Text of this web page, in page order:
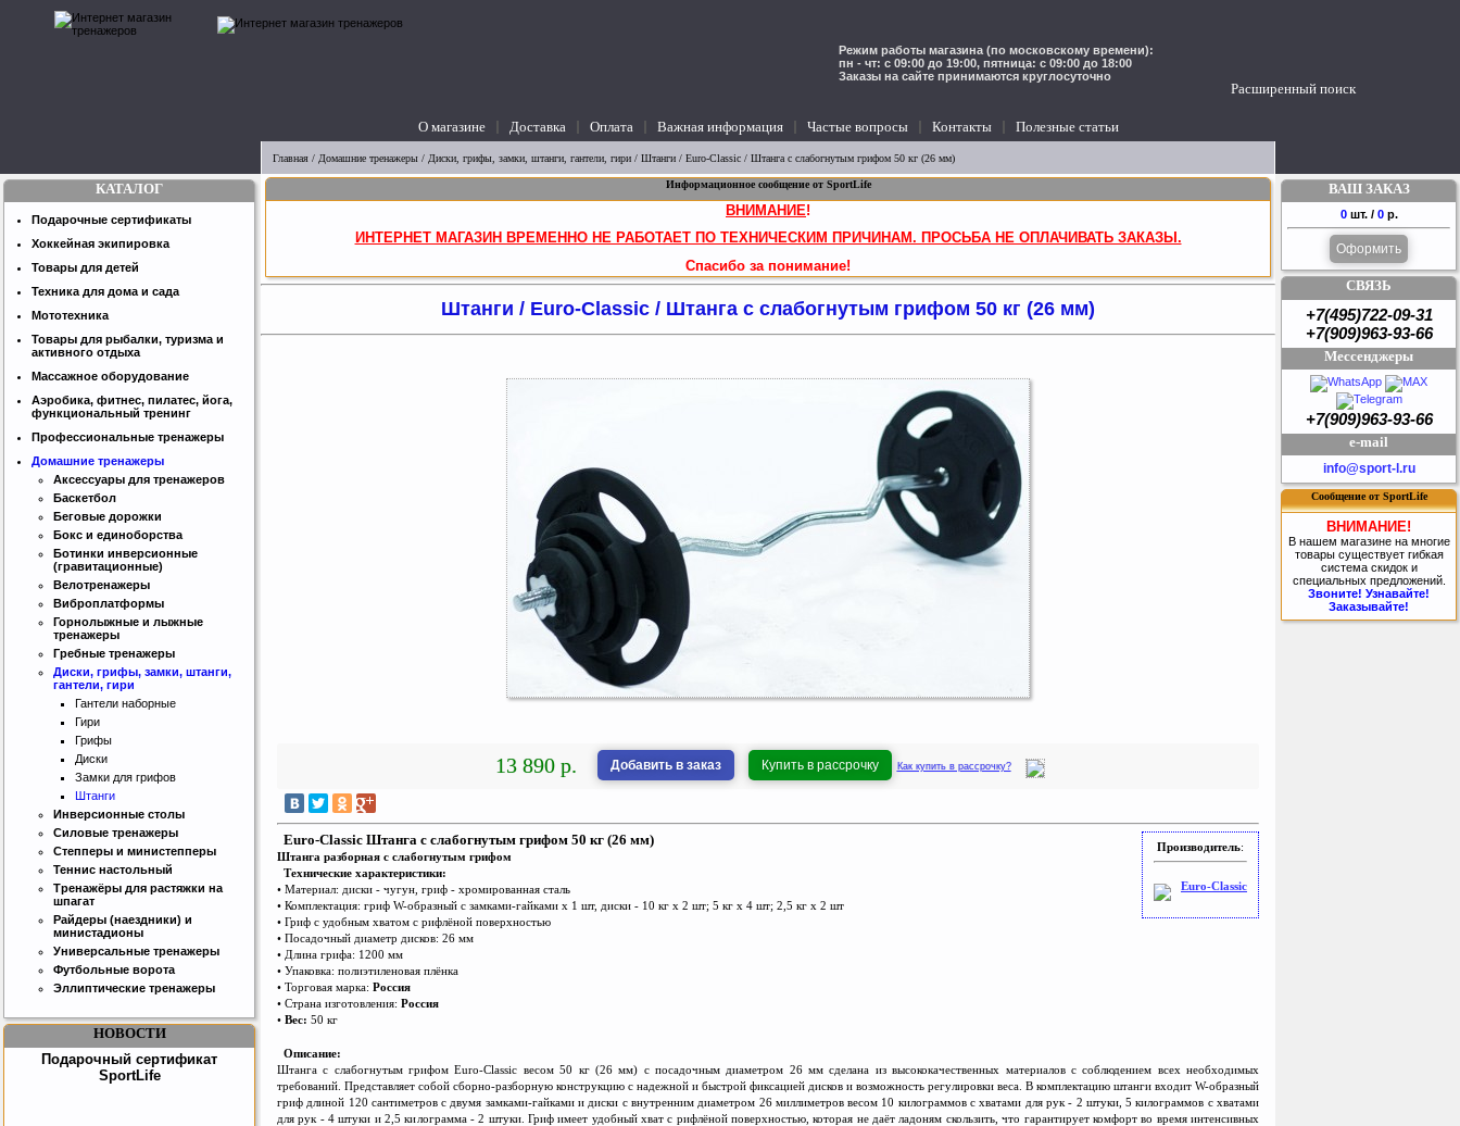
Расширенный поиск
Режим работы магазина (по московскому времени):
пн - чт: с 09:00 до 19:00, пятница: с 09:00 до 18:00
Заказы на сайте принимаются круглосуточно
О магазине Доставка Оплата Важная информация Частые вопросы Контакты Полезные статьи
Главная / Домашние тренажеры / Диски, грифы, замки, штанги, гантели, гири / Штанги / Euro-Classic / Штанга c слабогнутым грифом 50 кг (26 мм)
Информационное сообщение от SportLife
ВНИМАНИЕ!
ИНТЕРНЕТ МАГАЗИН ВРЕМЕННО НЕ РАБОТАЕТ ПО ТЕХНИЧЕСКИМ ПРИЧИНАМ. ПРОСЬБА НЕ ОПЛАЧИВАТЬ ЗАКАЗЫ.
Спасибо за понимание!
Штанги / Euro-Classic / Штанга c слабогнутым грифом 50 кг (26 мм)
13 890 р. Добавить в заказ Купить в рассрочку Как купить в рассрочку?
Производитель:
Euro-Classic
Euro-Classic Штанга c слабогнутым грифом 50 кг (26 мм)
Штанга разборная c слабогнутым грифом
Технические характеристики:
• Материал: диски - чугун, гриф - хромированная сталь
• Комплектация: гриф W-образный с замками-гайками х 1 шт, диски - 10 кг х 2 шт; 5 кг х 4 шт; 2,5 кг х 2 шт
• Гриф с удобным хватом с рифлёной поверхностью
• Посадочный диаметр дисков: 26 мм
• Длина грифа: 1200 мм
• Упаковка: полиэтиленовая плёнка
• Торговая марка: Россия
• Страна изготовления: Россия
• Вес: 50 кг
Описание:
Штанга c слабогнутым грифом Euro-Classic весом 50 кг (26 мм) с посадочным диаметром 26 мм сделана из высококачественных материалов с соблюдением всех необходимых
требований. Представляет собой сборно-разборную конструкцию с надежной и быстрой фиксацией дисков и возможность регулировки веса. В комплектацию штанги входит W-образный
гриф длиной 120 сантиметров с двумя замками-гайками и диски с внутренним диаметром 26 миллиметров весом 10 килограммов с хватами для рук - 2 штуки, 5 килограммов с хватами
для рук - 4 штуки и 2,5 килограмма - 2 штуки. Гриф имеет удобный хват с рифлёной поверхностью, которая не даёт ладоням скользить, что гарантирует комфорт во время интенсивных
КАТАЛОГ
Подарочные сертификаты
Хоккейная экипировка
Товары для детей
Техника для дома и сада
Мототехника
Товары для рыбалки, туризма и
активного отдыха
Массажное оборудование
Аэробика, фитнес, пилатес, йога,
функциональный тренинг
Профессиональные тренажеры
Домашние тренажеры
Аксессуары для тренажеров
Баскетбол
Беговые дорожки
Бокс и единоборства
Ботинки инверсионные
(гравитационные)
Велотренажеры
Виброплатформы
Горнолыжные и лыжные
тренажеры
Гребные тренажеры
Диски, грифы, замки, штанги,
гантели, гири
Гантели наборные
Гири
Грифы
Диски
Замки для грифов
Штанги
Инверсионные столы
Силовые тренажеры
Степперы и министепперы
Теннис настольный
Тренажёры для растяжки на
шпагат
Райдеры (наездники) и
министадионы
Универсальные тренажеры
Футбольные ворота
Эллиптические тренажеры
НОВОСТИ
Интернет магазин SportLife
Работаем на рынке спортивных
товаров с 2008 года!
Бесплатная сборка и доставка
товара!
Подарочный сертификат
SportLife
ВАШ ЗАКАЗ
0 шт. / 0 р.
Оформить
СВЯЗЬ
+7(495)722-09-31
+7(909)963-93-66
Мессенджеры
+7(909)963-93-66
e-mail
info@sport-l.ru
Сообщение от SportLife
ВНИМАНИЕ!
В нашем магазине на многие
товары существует гибкая
система скидок и
специальных предложений.
Звоните! Узнавайте!
Заказывайте!